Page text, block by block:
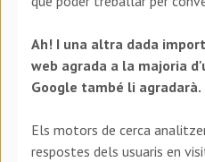
Ah! I una altra dada
web agrada a la majoria
Google també li agradarà.
Els motors de cerca
respostes dels usuaris en